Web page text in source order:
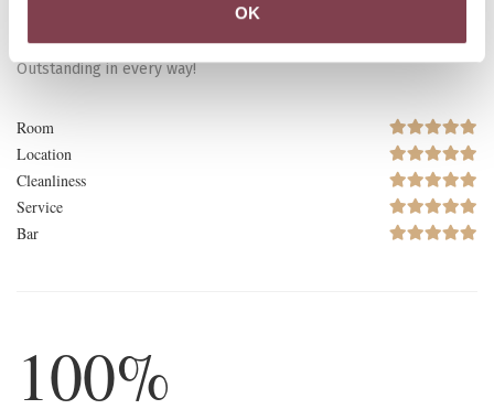
OK
Outstanding in every way!
Room
Location
Cleanliness
Service
Bar
100%